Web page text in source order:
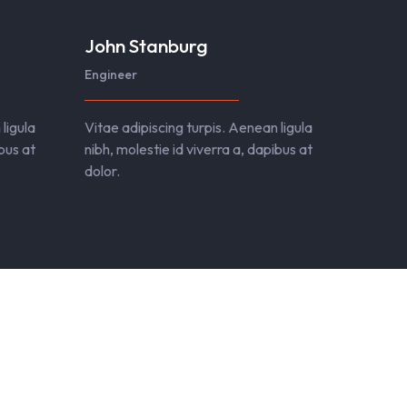
at
John Stanburg
Engineer
Vitae adipiscing turpis. Aenean ligula
nibh, molestie id viverra a, dapibus at
dolor.